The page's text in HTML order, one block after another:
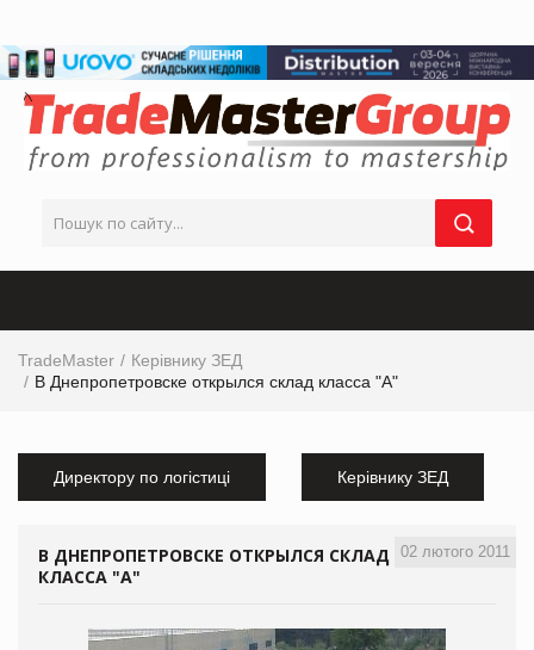
TradeMaster
Керівнику ЗЕД
В Днепропетровске открылся склад класса "А"
Директору по логістиці Керівнику ЗЕД
02 лютого 2011
В ДНЕПРОПЕТРОВСКЕ ОТКРЫЛСЯ СКЛАД
КЛАССА "А"